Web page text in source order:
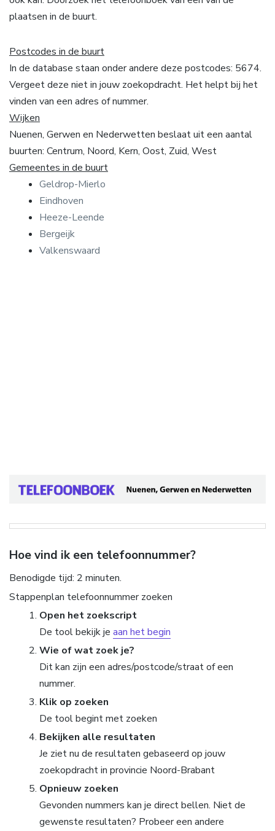
plaatsen in de buurt.
Postcodes in de buurt
In de database staan onder andere deze postcodes: 5674.
Vergeet deze niet in jouw zoekopdracht. Het helpt bij het
vinden van een adres of nummer.
Wijken
Nuenen, Gerwen en Nederwetten beslaat uit een aantal
buurten: Centrum, Noord, Kern, Oost, Zuid, West
Gemeentes in de buurt
Geldrop-Mierlo
Eindhoven
Heeze-Leende
Bergeijk
Valkenswaard
Hoe vind ik een telefoonnummer?
Benodigde tijd: 2 minuten.
Stappenplan telefoonnummer zoeken
Open het zoekscript
De tool bekijk je aan het begin
Wie of wat zoek je?
Dit kan zijn een adres/postcode/straat of een
nummer.
Klik op zoeken
De tool begint met zoeken
Bekijken alle resultaten
Je ziet nu de resultaten gebaseerd op jouw
zoekopdracht in provincie Noord-Brabant
Opnieuw zoeken
Gevonden nummers kan je direct bellen. Niet de
gewenste resultaten? Probeer een andere